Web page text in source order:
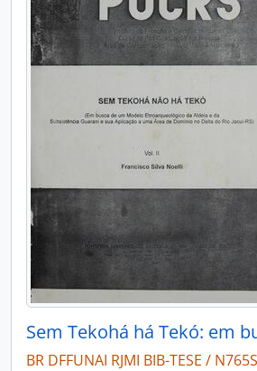
BR DFFUNAI RJMI BIB-TESE /